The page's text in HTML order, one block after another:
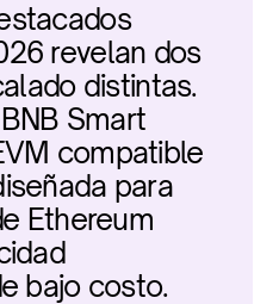
revelan dos
distintas.
Smart
compatible
para
Ethereum
bajo costo.